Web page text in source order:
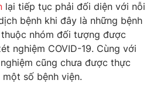
lại tiếp tục phải đối diện với nỗi
bệnh khi đây là những bệnh
nhóm đối tượng được
nghiệm COVID-19. Cùng với
cũng chưa được thực
số bệnh viện.